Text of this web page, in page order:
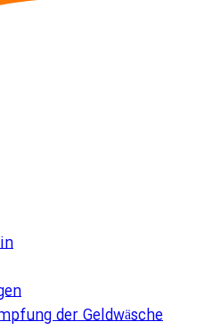
der Geldwäsche